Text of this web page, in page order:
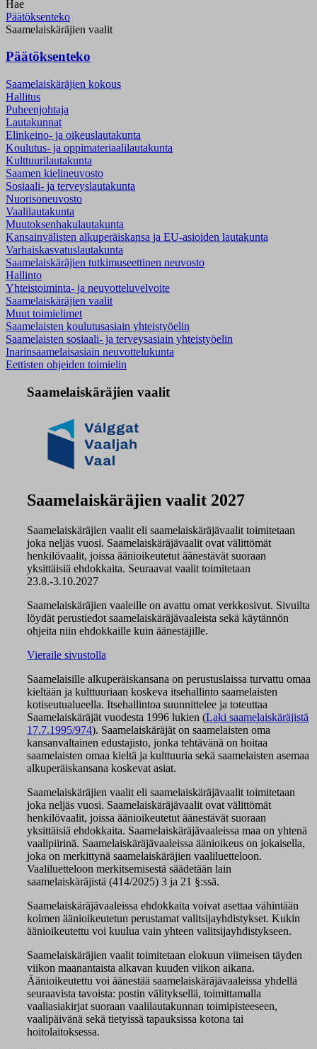
Hae
Päätöksenteko
Saamelaiskäräjien vaalit
Päätöksenteko
Saamelaiskäräjien kokous
Hallitus
Puheenjohtaja
Lautakunnat
Elinkeino- ja oikeuslautakunta
Koulutus- ja oppimateriaalilautakunta
Kulttuurilautakunta
Saamen kielineuvosto
Sosiaali- ja terveyslautakunta
Nuorisoneuvosto
Vaalilautakunta
Muutoksenhakulautakunta
Kansainvälisten alkuperäiskansa ja EU-asioiden lautakunta
Varhaiskasvatuslautakunta
Saamelaiskäräjien tutkimuseettinen neuvosto
Hallinto
Yhteistoiminta- ja neuvotteluvelvoite
Saamelaiskäräjien vaalit
Muut toimielimet
Saamelaisten koulutusasiain yhteistyöelin
Saamelaisten sosiaali- ja terveysasiain yhteistyöelin
Inarinsaamelaisasiain neuvottelukunta
Eettisten ohjeiden toimielin
Saamelaiskäräjien vaalit
Saamelaiskäräjien vaalit 2027
Saamelaiskäräjien vaalit eli saamelaiskäräjävaalit toimitetaan
joka neljäs vuosi. Saamelaiskäräjävaalit ovat välittömät
henkilövaalit, joissa äänioikeutetut äänestävät suoraan
yksittäisiä ehdokkaita. Seuraavat vaalit toimitetaan
23.8.-3.10.2027
Saamelaiskäräjien vaaleille on avattu omat verkkosivut. Sivuilta
löydät perustiedot saamelaiskäräjävaaleista sekä käytännön
ohjeita niin ehdokkaille kuin äänestäjille.
Vieraile sivustolla
Saamelaisille alkuperäiskansana on perustuslaissa turvattu omaa
kieltään ja kulttuuriaan koskeva itsehallinto saamelaisten
kotiseutualueella. Itsehallintoa suunnittelee ja toteuttaa
Saamelaiskäräjät vuodesta 1996 lukien (Laki saamelaiskäräjistä
17.7.1995/974). Saamelaiskäräjät on saamelaisten oma
kansanvaltainen edustajisto, jonka tehtävänä on hoitaa
saamelaisten omaa kieltä ja kulttuuria sekä saamelaisten asemaa
alkuperäiskansana koskevat asiat.
Saamelaiskäräjien vaalit eli saamelaiskäräjävaalit toimitetaan
joka neljäs vuosi. Saamelaiskäräjävaalit ovat välittömät
henkilövaalit, joissa äänioikeutetut äänestävät suoraan
yksittäisiä ehdokkaita. Saamelaiskäräjävaaleissa maa on yhtenä
vaalipiirinä. Saamelaiskäräjävaaleissa äänioikeus on jokaisella,
joka on merkittynä saamelaiskäräjien vaaliluetteloon.
Vaaliluetteloon merkitsemisestä säädetään lain
saamelaiskäräjistä (414/2025) 3 ja 21 §:ssä.
Saamelaiskäräjävaaleissa ehdokkaita voivat asettaa vähintään
kolmen äänioikeutetun perustamat valitsijayhdistykset. Kukin
äänioikeutettu voi kuulua vain yhteen valitsijayhdistykseen.
Saamelaiskäräjien vaalit toimitetaan elokuun viimeisen täyden
viikon maanantaista alkavan kuuden viikon aikana.
Äänioikeutettu voi äänestää saamelaiskäräjävaaleissa yhdellä
seuraavista tavoista: postin välityksellä, toimittamalla
vaaliasiakirjat suoraan vaalilautakunnan toimipisteeseen,
vaalipäivänä sekä tietyissä tapauksissa kotona tai
hoitolaitoksessa.